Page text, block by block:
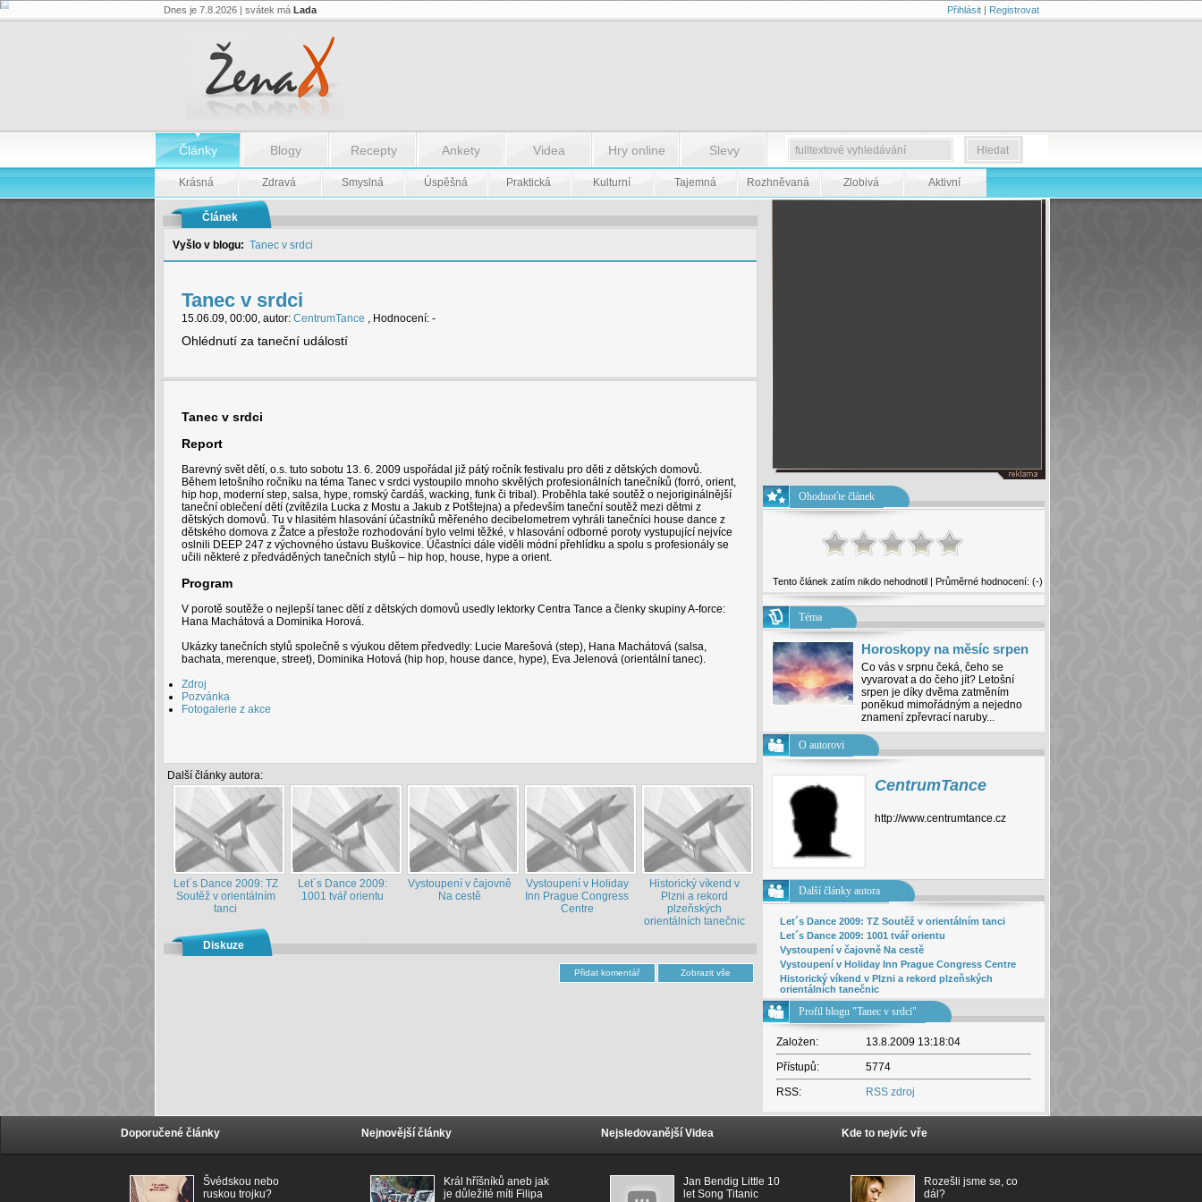
Tanec
Dnes je 7.8.2026 | svátek má Lada Přihlásit| Registrovat
Články Blogy Recepty Ankety Videa Hry online Slevy
Krásná Zdravá Smyslná Úspěšná Praktická Kulturní Tajemná Rozhněvaná Zlobivá Aktivní
Článek
Vyšlo v blogu: Tanec v srdci
Tanec v srdci
15.06.09, 00:00, autor: CentrumTance , Hodnocení: -
Ohlédnutí za taneční událostí
Tanec v srdci
Report
Barevný svět dětí, o.s. tuto sobotu 13. 6. 2009 uspořádal již pátý ročník festivalu pro děti z dětských domovů.
Během letošního ročníku na téma Tanec v srdci vystoupilo mnoho skvělých profesionálních tanečníků (forró, orient,
hip hop, moderní step, salsa, hype, romský čardáš, wacking, funk či tribal). Proběhla také soutěž o nejoriginálnější
taneční oblečení dětí (zvítězila Lucka z Mostu a Jakub z Potštejna) a především taneční soutěž mezi dětmi z
dětských domovů. Tu v hlasitém hlasování účastníků měřeného decibelometrem vyhráli tanečníci house dance z
dětského domova z Žatce a přestože rozhodování bylo velmi těžké, v hlasování odborné poroty vystupující nejvíce
oslnili DEEP 247 z výchovného ústavu Buškovice. Účastníci dále viděli módní přehlídku a spolu s profesionály se
učili některé z předváděných tanečních stylů – hip hop, house, hype a orient.
Program
V porotě soutěže o nejlepší tanec dětí z dětských domovů usedly lektorky Centra Tance a členky skupiny A-force:
Hana Machátová a Dominika Horová.
Ukázky tanečních stylů společně s výukou dětem předvedly: Lucie Marešová (step), Hana Machátová (salsa,
bachata, merenque, street), Dominika Hotová (hip hop, house dance, hype), Eva Jelenová (orientální tanec).
Zdroj
Pozvánka
Fotogalerie z akce
Další články autora:
Let´s Dance 2009: TZ
Soutěž v orientálním
tanci
Let´s Dance 2009:
1001 tvář orientu
Vystoupení v čajovně
Na cestě
Vystoupení v Holiday
Inn Prague Congress
Centre
Historický víkend v
Plzni a rekord
plzeňských
orientálních tanečnic
Diskuze
Ohodnoťte článek
Tento článek zatím nikdo nehodnotil | Průměrné hodnocení: (-)
Téma
Horoskopy na měsíc srpen
Co vás v srpnu čeká, čeho se
vyvarovat a do čeho jít? Letošní
srpen je díky dvěma zatměním
poněkud mimořádným a nejedno
znamení zpřevrací naruby...
O autorovi
CentrumTance
http://www.centrumtance.cz
Další články autora
Let´s Dance 2009: TZ Soutěž v orientálním tanci
Let´s Dance 2009: 1001 tvář orientu
Vystoupení v čajovně Na cestě
Vystoupení v Holiday Inn Prague Congress Centre
Historický víkend v Plzni a rekord plzeňských
orientálních tanečnic
Profil blogu "Tanec v srdci"
Založen:
13.8.2009 13:18:04
Přístupů:
5774
RSS:
RSS zdroj
Doporučené články
Švédskou nebo
ruskou trojku?
Nejnovější články
Král hříšníků aneb jak
je důležité míti Filipa
Nejsledovanější Videa
Jan Bendig Little 10
let Song Titanic
Kde to nejvíc vře
Rozešli jsme se, co
dál?